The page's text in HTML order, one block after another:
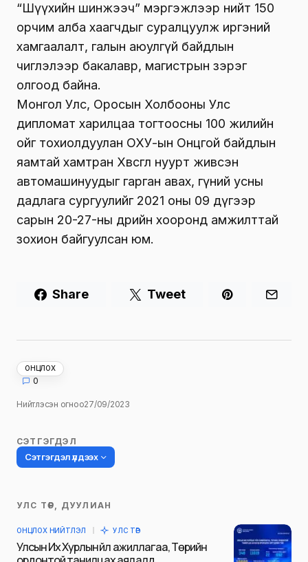
“Шүүхийн шинжээч” мэргэжлээр нийт 150
орчим алба хаагчдыг суралцуулж иргэний
хамгаалалт, галын аюулгүй байдлын
чиглэлээр бакалавр, магистрын зэрэг
олгоод байна.
Монгол Улс, Оросын Холбооны Улс
дипломат харилцаа тогтоосны 100 жилийн
ойг тохиолдуулан ОХУ-ын Онцгой байдлын
яамтай хамтран Хөвсгөл нуурт живсэн
автомашинуудыг гарган авах, гүний усны
дадлага сургуулийг 2021 оны 09 дүгээр
сарын 20-27-ны өдрийн хооронд амжилттай
зохион байгуулсан юм.
Share Tweet
ОНЦЛОХ
0
Нийтлэсэн огноо27/09/2023
СЭТГЭГДЭЛ
Сэтгэгдэл үлдээх
Таны имэйл хаягийг нийтлэхгүй.
тэмдэглэсэн
УЛС ТӨР, ДУУЛИАН
ОНЦЛОХ НИЙТЛЭЛ УЛС ТӨР
Улсын Их Хурлын үйл ажиллагаа, Төрийн